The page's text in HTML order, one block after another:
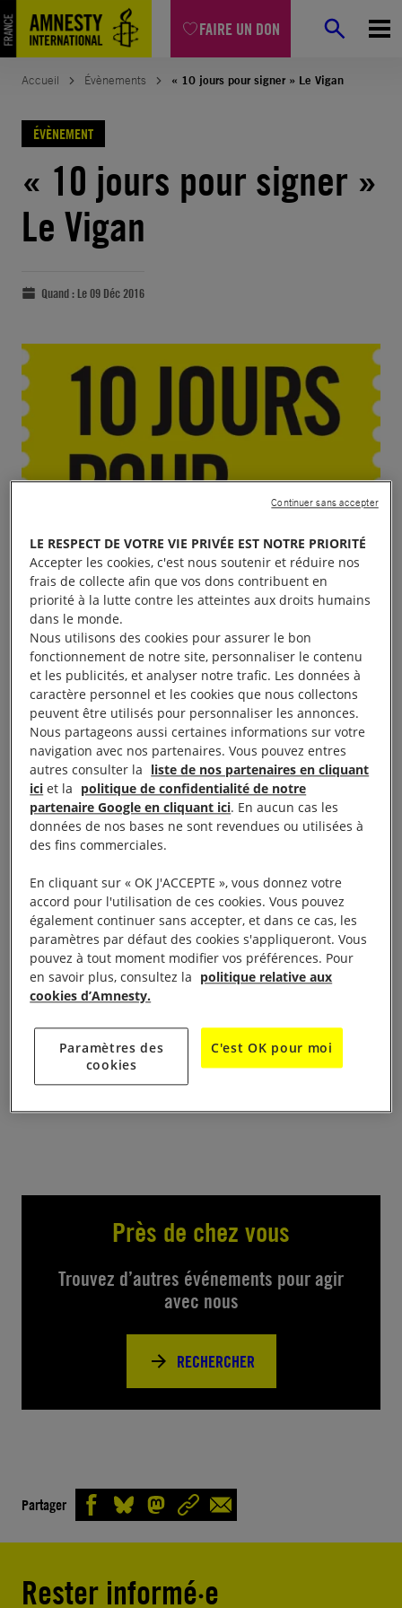
FAIRE UN DON
Accueil Évènements « 10 jours pour signer » Le Vigan
ÉVÈNEMENT
« 10 jours pour signer »
Le Vigan
Quand : Le 09 Déc 2016
Le groupe local vous invite à un concert de
l’Orchestre de l’Harminie du Vigan à l’occasion de la
campagne «10 jours pour signer» pour des
personnes en danger.
vendredi 9 décembre à 20 h 30Auditorium de la cité
scolaire André Chamson 1 Avenue Pasteur
Participation libre
Contact :
amnesty.sudcevennes@laposte.net
Près de chez vous
Trouvez d’autres événements pour agir
avec nous
RECHERCHER
Partager
Rester informé·e
LE RESPECT DE VOTRE VIE PRIVÉE EST NOTRE PRIORITÉ
Accepter les cookies, c'est nous soutenir et réduire nos
frais de collecte afin que vos dons contribuent en
priorité à la lutte contre les atteintes aux droits humains
dans le monde.
Nous utilisons des cookies pour assurer le bon
fonctionnement de notre site, personnaliser le contenu
et les publicités, et analyser notre trafic. Les données à
caractère personnel et les cookies que nous collectons
peuvent être utilisés pour personnaliser les annonces.
Nous partageons aussi certaines informations sur votre
navigation avec nos partenaires. Vous pouvez entres
autres consulter la liste de nos partenaires en cliquant
ici et la politique de confidentialité de notre
partenaire Google en cliquant ici. En aucun cas les
données de nos bases ne sont revendues ou utilisées à
des fins commerciales.
En cliquant sur « OK J'ACCEPTE », vous donnez votre
accord pour l'utilisation de ces cookies. Vous pouvez
également continuer sans accepter, et dans ce cas, les
paramètres par défaut des cookies s'appliqueront. Vous
pouvez à tout moment modifier vos préférences. Pour
en savoir plus, consultez la politique relative aux
cookies d’Amnesty.
Paramètres des
cookies
C'est OK pour moi
Continuer sans accepter